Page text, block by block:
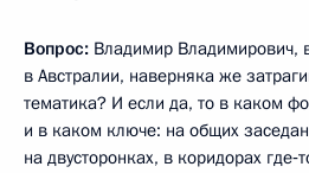
Вопрос: Владимир Владимирович,
в Австралии, наверняка же
тематика? И если да, то в каком
и в каком ключе: на общих
на двусторонках, в коридорах